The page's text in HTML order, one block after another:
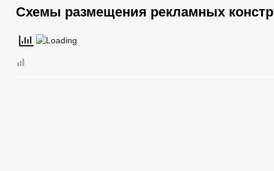
Схемы размещения рекламных